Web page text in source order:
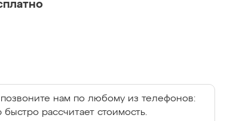
нам по любому из телефонов:
рассчитает стоимость.